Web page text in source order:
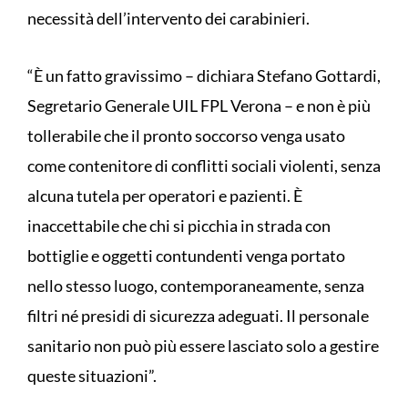
necessità dell’intervento dei carabinieri.
“È un fatto gravissimo – dichiara Stefano Gottardi,
Segretario Generale UIL FPL Verona – e non è più
tollerabile che il pronto soccorso venga usato
come contenitore di conflitti sociali violenti, senza
alcuna tutela per operatori e pazienti. È
inaccettabile che chi si picchia in strada con
bottiglie e oggetti contundenti venga portato
nello stesso luogo, contemporaneamente, senza
filtri né presidi di sicurezza adeguati. Il personale
sanitario non può più essere lasciato solo a gestire
queste situazioni”.